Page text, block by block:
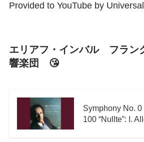
Provided to YouTube by
エリアフ・インバル フラン
響楽団 😘
Symphony No.
100 “Nullte”: I.